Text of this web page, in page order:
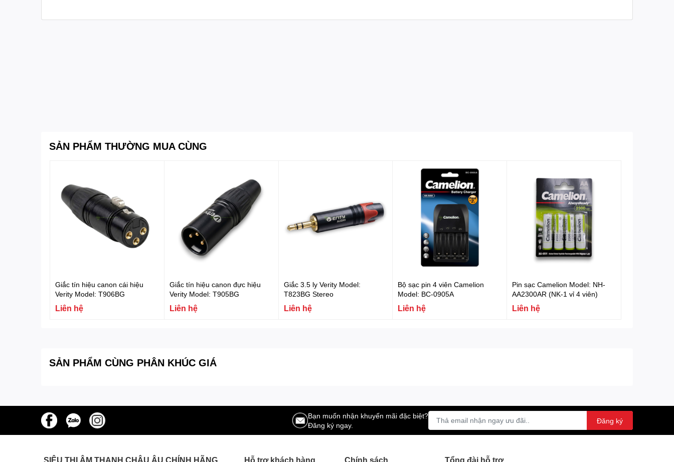
SẢN PHẨM THƯỜNG MUA CÙNG
Giắc tín hiệu canon cái hiệu
Verity Model: T906BG
Liên hệ
Giắc tín hiệu canon đực hiệu
Verity Model: T905BG
Liên hệ
Giắc 3.5 ly Verity Model:
T823BG Stereo
Liên hệ
Bộ sạc pin 4 viên Camelion
Model: BC-0905A
Liên hệ
Pin sạc Camelion Model: NH-
AA2300AR (NK-1 vỉ 4 viên)
Liên hệ
SẢN PHẨM CÙNG PHÂN KHÚC GIÁ
Bạn muốn nhận khuyến mãi đặc biệt?
Đăng ký ngay.
Đăng ký
SIÊU THỊ ÂM THANH CHÂU ÂU CHÍNH HÃNG Hỗ trợ khách hàng Chính sách Tổng đài hỗ trợ